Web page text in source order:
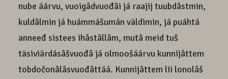
nube áárvu, vuoigâdvuođâi já raajij tuubdâstmin,
kuldâlmin já huámmášumán väldimin, já puáhtá
anneeđ sistees ihâstâllâm, mutâ meid tuš
täsiviärdásâšvuođâ já olmoošáárvu kunnijâttem
tobdočonâlâsvuođâttáá. Kunnijâttem lii lonolâš